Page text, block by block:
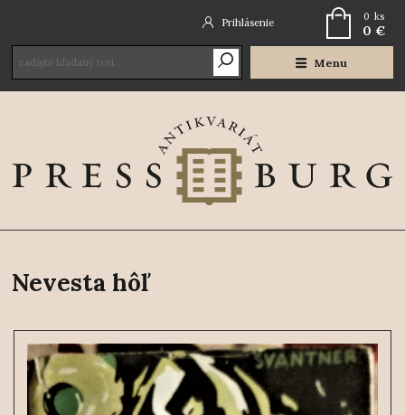
Menu
Prihlásenie 0 ks
0 €
Nevesta hôľ